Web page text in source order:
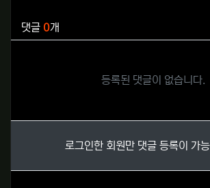
댓글 0개
등록된 댓글이 없습니다.
로그인한 회원만 댓글 등록이 가